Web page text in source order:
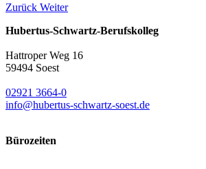
Zurück Weiter
Hubertus-Schwartz-Berufskolleg
Hattroper Weg 16
59494 Soest
02921 3664-0
info@hubertus-schwartz-soest.de
Bürozeiten